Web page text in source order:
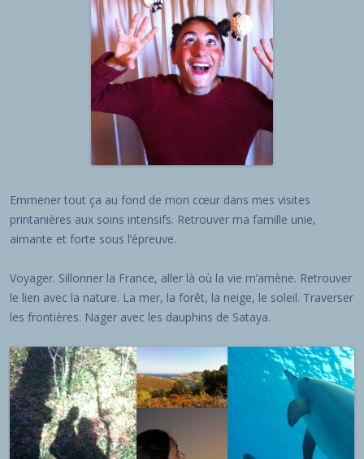
Emmener tout ça au fond de mon cœur dans mes visites
printanières aux soins intensifs. Retrouver ma famille unie,
aimante et forte sous l’épreuve.
Voyager. Sillonner la France, aller là où la vie m’amène. Retrouver
le lien avec la nature. La mer, la forêt, la neige, le soleil. Traverser
les frontières. Nager avec les dauphins de Sataya.